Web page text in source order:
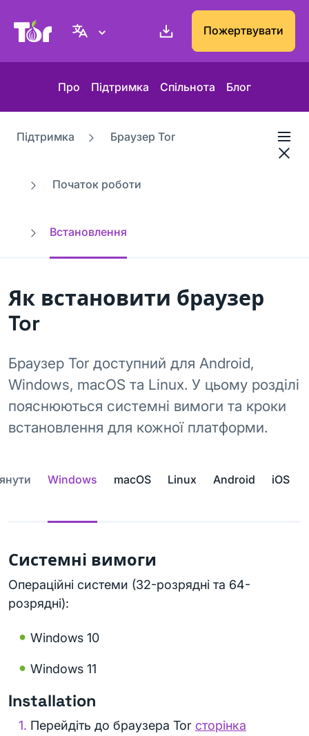
Вебсайт проєкту Tor Пожертвувати
Про Підтримка Спільнота Блог
Підтримка Браузер Tor
Початок роботи
Встановлення
Як встановити браузер
Tor
Браузер Tor доступний для Android,
Windows, macOS та Linux. У цьому розділі
пояснюються системні вимоги та кроки
встановлення для кожної платформи.
Windows macOS Linux Android iOS
Системні вимоги
Операційні системи (32-розрядні та 64-
розрядні):
Windows 10
Windows 11
Installation
Перейдіть до браузера Tor сторінка